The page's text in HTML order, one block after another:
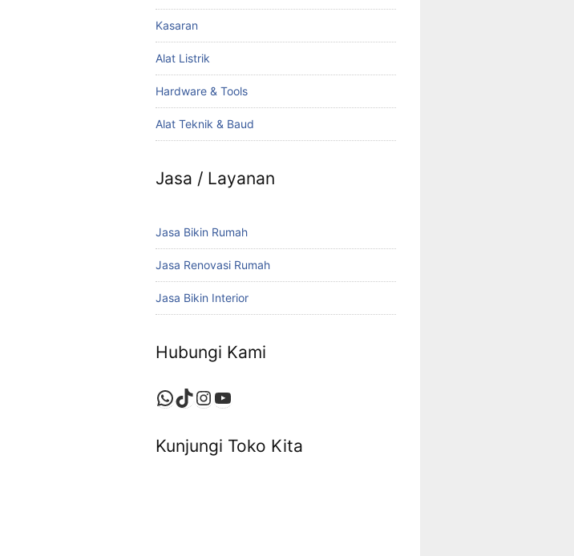
Kasaran
Alat Listrik
Hardware & Tools
Alat Teknik & Baud
Jasa / Layanan
Jasa Bikin Rumah
Jasa Renovasi Rumah
Jasa Bikin Interior
Hubungi Kami
WhatsApp
TikTok
Instagram
YouTube
Kunjungi Toko Kita